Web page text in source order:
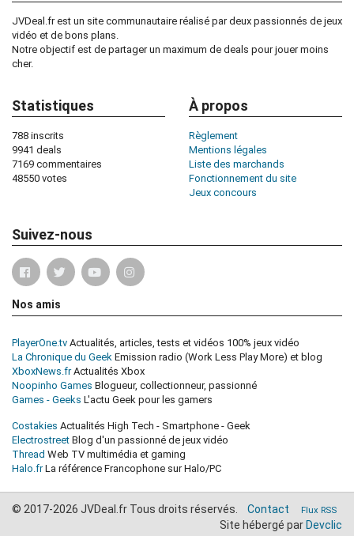
JVDeal.fr est un site communautaire réalisé par deux passionnés de jeux
vidéo et de bons plans.
Notre objectif est de partager un maximum de deals pour jouer moins
cher.
Statistiques
788 inscrits
9941 deals
7169 commentaires
48550 votes
À propos
Règlement
Mentions légales
Liste des marchands
Fonctionnement du site
Jeux concours
Suivez-nous
Nos amis
PlayerOne.tv Actualités, articles, tests et vidéos 100% jeux vidéo
La Chronique du Geek Emission radio (Work Less Play More) et blog
XboxNews.frActualités Xbox
Noopinho Games Blogueur, collectionneur, passionné
Games - Geeks L'actu Geek pour les gamers
Costakies Actualités High Tech - Smartphone - Geek
Electrostreet Blog d'un passionné de jeux vidéo
Thread Web TV multimédia et gaming
Halo.frLa référence Francophone sur Halo/PC
© 2017-2026 JVDeal.fr Tous droits réservés. Contact Flux RSS
Site hébergé par Devclic